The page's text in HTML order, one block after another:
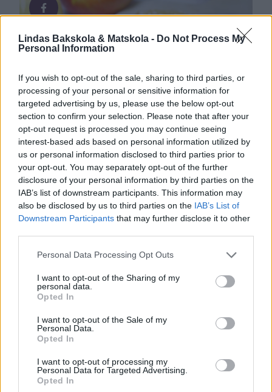
Lindas Bakskola & Matskola - Do Not Process My
Personal Information
If you wish to opt-out of the sale, sharing to third parties, or
processing of your personal or sensitive information for
targeted advertising by us, please use the below opt-out
section to confirm your selection. Please note that after your
opt-out request is processed you may continue seeing
interest-based ads based on personal information utilized by
us or personal information disclosed to third parties prior to
your opt-out. You may separately opt-out of the further
disclosure of your personal information by third parties on the
IAB’s list of downstream participants. This information may
also be disclosed by us to third parties on the IAB’s List of
Downstream Participants that may further disclose it to other
Personal Data Processing Opt Outs
I want to opt-out of the Sharing of my
personal data.
Opted In
I want to opt-out of the Sale of my
Personal Data.
Opted In
I want to opt-out of processing my
Personal Data for Targeted Advertising.
Opted In
Fyllning600 g färskost, t ex Philadelphia4 ägg2 1/2 dl
strösocker2 …
Lindas äpplen, Lindas desserter, Lindas pajrecept
LINDAS MÖRDEGSÄPPELKAKA
Klicka här för fler recept på supergoda äppelkakor!
knastrande pärlsocker på toppen – magiskt gott!
Lättbakad spröd mördegskaka med en härlig fyllning
man oftast hemma och den är en riktig favorit som
garanterat har en rykande åtgång. Tips! Strö hackad
1